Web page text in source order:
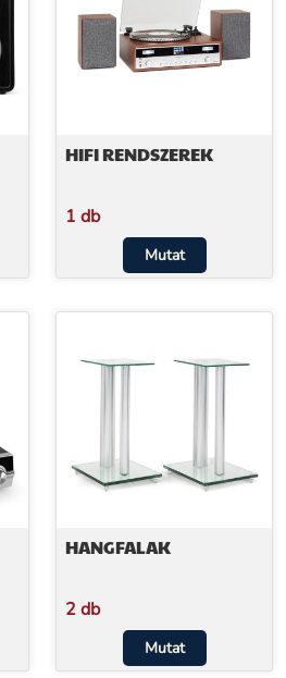
HIFI RENDSZEREK
1 db
Mutat
HANGFALAK
2 db
Mutat